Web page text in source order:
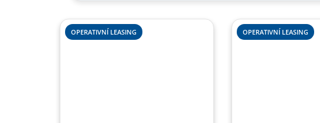
OPERATIVNÍ LEASING OPERATIVNÍ LEASING